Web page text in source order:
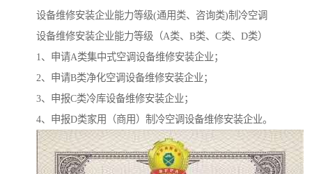
设备维修安装企业能力等级(通用类、咨询类)制冷空调
设备维修安装企业能力等级（A类、B类、C类、D类）
1、申请A类集中式空调设备维修安装企业；
2、申请B类净化空调设备维修安装企业；
3、申报C类冷库设备维修安装企业；
4、申报D类家用（商用）制冷空调设备维修安装企业。